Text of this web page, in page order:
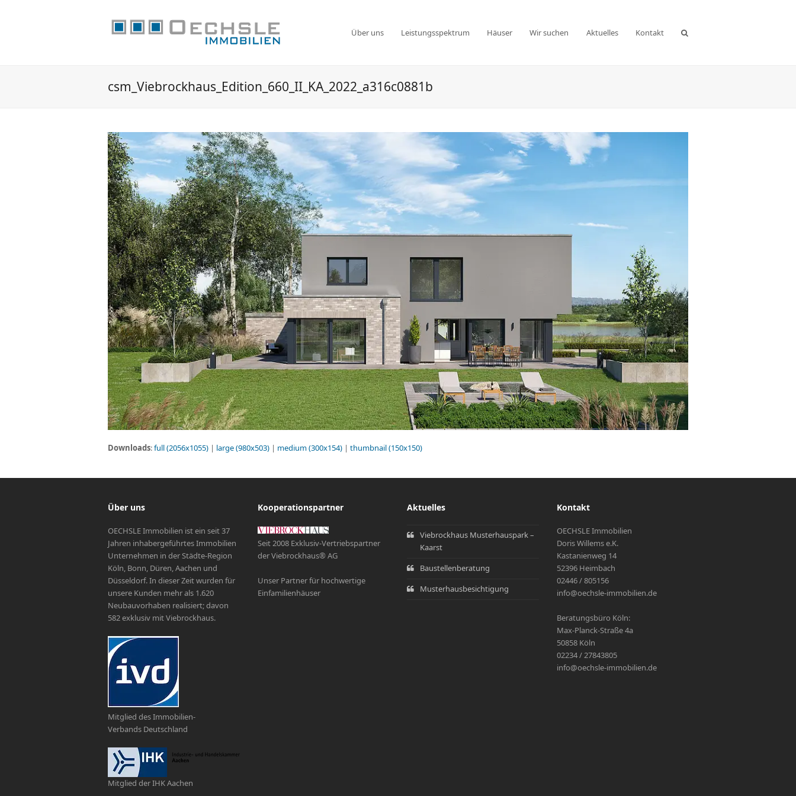
Über uns Leistungsspektrum Häuser Wir suchen Aktuelles Kontakt
csm_Viebrockhaus_Edition_660_II_KA_2022_a316c0881b
Downloads:full (2056x1055) | large (980x503) | medium (300x154) | thumbnail (150x150)
Über uns
OECHSLE Immobilien ist ein seit 37
Jahren inhabergeführtes Immobilien
Unternehmen in der Städte-Region
Köln, Bonn, Düren, Aachen und
Düsseldorf. In dieser Zeit wurden für
unsere Kunden mehr als 1.620
Neubauvorhaben realisiert; davon
582 exklusiv mit Viebrockhaus.
Mitglied des Immobilien-
Verbands Deutschland
Mitglied der IHK Aachen
Kooperationspartner
Seit 2008 Exklusiv-Vertriebspartner
der Viebrockhaus® AG
Unser Partner für hochwertige
Einfamilienhäuser
Aktuelles
Viebrockhaus Musterhauspark –
Kaarst
Baustellenberatung
Musterhausbesichtigung
Kontakt
OECHSLE Immobilien
Doris Willems e.K.
Kastanienweg 14
52396 Heimbach
02446 / 805156
info@oechsle-immobilien.de
Beratungsbüro Köln:
Max-Planck-Straße 4a
50858 Köln
02234 / 27843805
info@oechsle-immobilien.de